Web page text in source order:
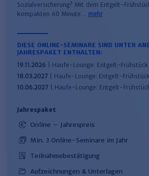
Sozialversicherung? Mit dem Entgelt-
kompakten 60 Minute… mehr
DIESE ONLINE-SEMINARE SIND UNTER
JAHRESPAKET ENTHALTEN:
19.11.2026 | Haufe-Lounge: Entgelt-Frühstück
18.03.2027 | Haufe-Lounge: Entgelt-Frühstück
10.06.2027 | Haufe-Lounge: Entgelt-
Jahrespaket
Online – Jahrespreis
Min. 3 Online-Seminare im Jahr
Teilnahmebestätigung
Aufzeichnungen & Unterlagen